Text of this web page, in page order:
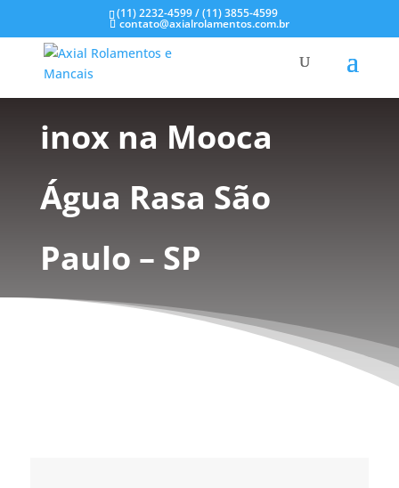
(11) 2232-4599 / (11) 3855-4599
contato@axialrolamentos.com.br
Mancais em aço
inox na Mooca
Água Rasa São
Paulo – SP